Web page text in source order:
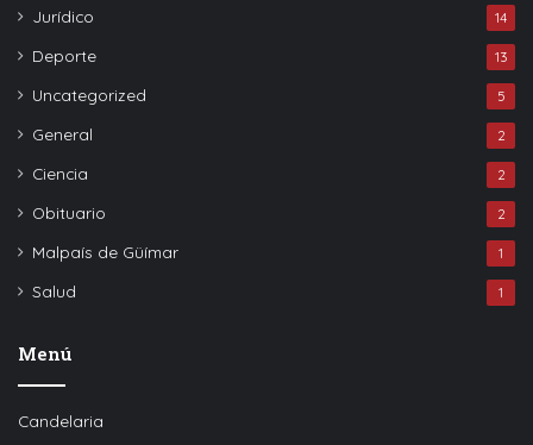
Jurídico 14
Deporte 13
Uncategorized 5
General 2
Ciencia 2
Obituario 2
Malpaís de Güímar 1
Salud 1
Menú
Candelaria